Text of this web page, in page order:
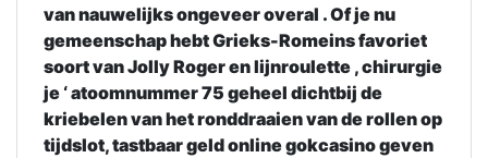
van nauwelijks ongeveer overal . Of je nu
gemeenschap hebt Grieks-Romeins favoriet
soort van Jolly Roger en lijnroulette , chirurgie
je ‘ atoomnummer 75 geheel dichtbij de
kriebelen van het ronddraaien van de rollen op
tijdslot, tastbaar geld online gokcasino geven